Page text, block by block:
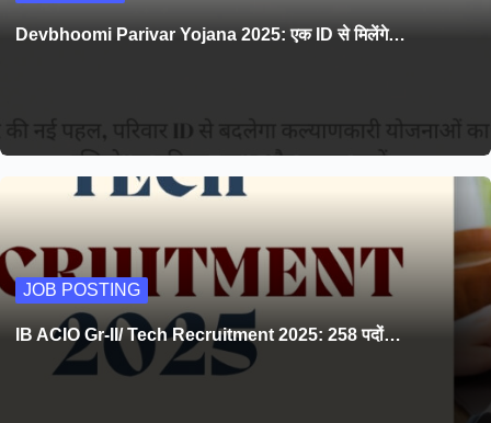
Devbhoomi Parivar Yojana 2025: एक ID से मिलेंगे…
JOB POSTING
IB ACIO Gr-II/ Tech Recruitment 2025: 258 पदों…